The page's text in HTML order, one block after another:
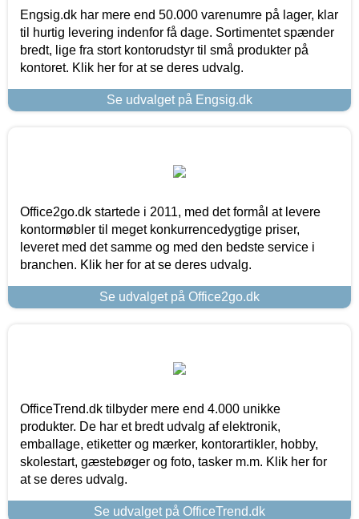
Engsig.dk har mere end 50.000 varenumre på lager, klar
til hurtig levering indenfor få dage. Sortimentet spænder
bredt, lige fra stort kontorudstyr til små produkter på
kontoret. Klik her for at se deres udvalg.
Se udvalget på Engsig.dk
Office2go.dk startede i 2011, med det formål at levere
kontormøbler til meget konkurrencedygtige priser,
leveret med det samme og med den bedste service i
branchen. Klik her for at se deres udvalg.
Se udvalget på Office2go.dk
OfficeTrend.dk tilbyder mere end 4.000 unikke
produkter. De har et bredt udvalg af elektronik,
emballage, etiketter og mærker, kontorartikler, hobby,
skolestart, gæstebøger og foto, tasker m.m. Klik her for
at se deres udvalg.
Se udvalget på OfficeTrend.dk